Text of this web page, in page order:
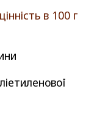
в 100 г